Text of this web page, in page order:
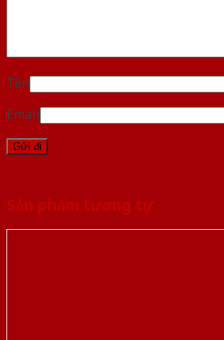
Tên
Email
Sản phẩm tương tự